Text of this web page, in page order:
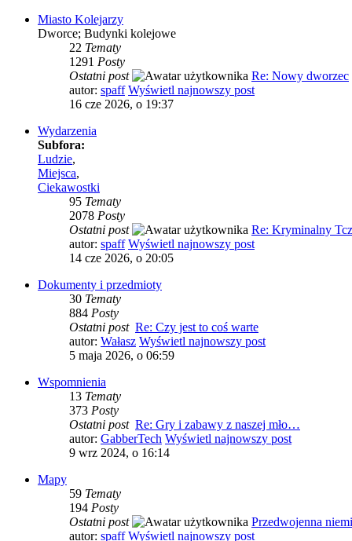
Miasto Kolejarzy
Dworce; Budynki kolejowe
22 Tematy
1291 Posty
Ostatni post
Re: Nowy dworzec
autor: spaff Wyświetl najnowszy post
16 cze 2026, o 19:37
Wydarzenia
Subfora:
Ludzie,
Miejsca,
Ciekawostki
95 Tematy
2078 Posty
Ostatni post
Re: Kryminalny
autor: spaff Wyświetl najnowszy post
14 cze 2026, o 20:05
Dokumenty i przedmioty
30 Tematy
884 Posty
Ostatni post Re: Czy jest to coś warte
autor: Wałasz Wyświetl najnowszy post
5 maja 2026, o 06:59
Wspomnienia
13 Tematy
373 Posty
Ostatni post Re: Gry i zabawy z naszej mło…
autor: GabberTech Wyświetl najnowszy post
9 wrz 2024, o 16:14
Mapy
59 Tematy
194 Posty
Ostatni post
Przedwojenna
autor: spaff Wyświetl najnowszy post